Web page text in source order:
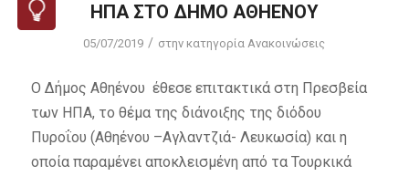
ΗΠΑ ΣΤΟ ΔΗΜΟ ΑΘΗΕΝΟΥ
05/07/2019 / στην κατηγορίαΑνακοινώσεις
Ο Δήμος Αθηένου έθεσε επιτακτικά στη Πρεσβεία
των ΗΠΑ, το θέμα της διάνοιξης της διόδου
Πυροΐου (Αθηένου –Αγλαντζιά- Λευκωσία) και η
οποία παραμένει αποκλεισμένη από τα Τουρκικά